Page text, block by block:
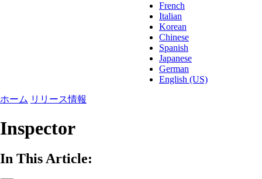
French
Italian
Korean
Chinese
Spanish
Japanese
German
English (US)
ホーム リリース情報
Inspector
In This Article: